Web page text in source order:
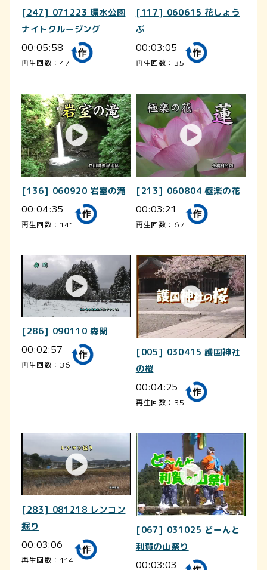
[247] 071223 環水公園
ナイトクルージング
00:05:58
再生回数：47
[117] 060615 花しょう
ぶ
00:03:05
再生回数：35
[136] 060920 岩室の滝
00:04:35
再生回数：141
[213] 060804 極楽の花
00:03:21
再生回数：67
[286] 090110 森閑
00:02:57
再生回数：36
[005] 030415 護国神社
の桜
00:04:25
再生回数：35
[283] 081218 レンコン
掘り
00:03:06
再生回数：114
[067] 031025 どーんと
利賀の山祭り
00:03:03